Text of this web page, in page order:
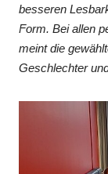
besseren
Form. Bei allen
meint die
Geschlechter